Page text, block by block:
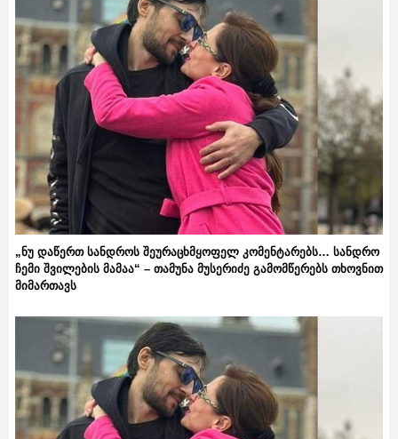
„ნუ დაწერთ სანდროს შეურაცხმყოფელ კომენტარებს… სანდრო
ჩემი შვილების მამაა“ – თამუნა მუსერიძე გამომწერებს თხოვნით
მიმართავს